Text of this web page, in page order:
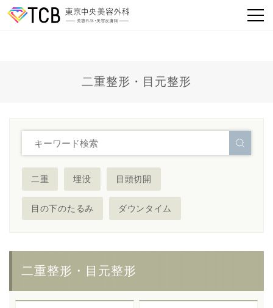
二重整形・目元整形
二重 埋没 目頭切開
目の下のたるみ ダウンタイム
二重整形・目元整形